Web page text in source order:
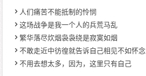
人们痛苦不能抵制的怜悯
这场战争是我一个人的兵荒马乱
繁华落尽炊烟袅袅绕是寂寞如烟
不敢走近中彷徨就告诉自己相见不如怀念
不用去想太多，因为，这里只有自己